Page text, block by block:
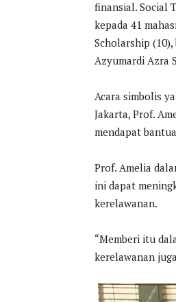
finansial. Social
kepada 41
Scholarship
Azyumardi Azra
Acara simbolis
Jakarta, Prof.
mendapat
Prof. Amelia
ini dapat
kerelawanan.
“Memberi itu
kerelawanan